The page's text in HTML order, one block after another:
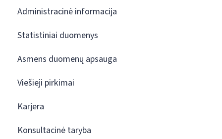
Administracinė informacija
Statistiniai duomenys
Asmens duomenų apsauga
Viešieji pirkimai
Karjera
Konsultacinė taryba